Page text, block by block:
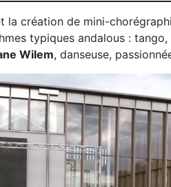
la création de mini-
typiques andalous : tango,
Wilem, danseuse,